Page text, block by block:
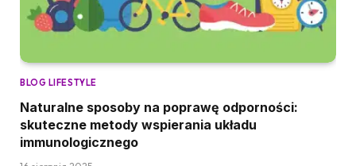
BLOG LIFESTYLE
Naturalne sposoby na poprawę odporności:
skuteczne metody wspierania układu
immunologicznego